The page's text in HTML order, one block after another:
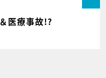
医療事故!?